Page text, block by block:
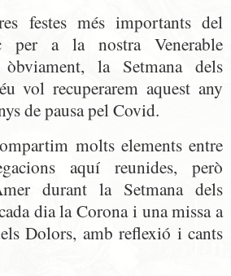
festes més importants del
per a la nostra Venerable
la Setmana dels
vol recuperarem aquest any
de pausa pel Covid.
molts elements entre
aquí reunides, però
durant la Setmana dels
dia la Corona i una missa a
Dolors, ambreflexió i cants